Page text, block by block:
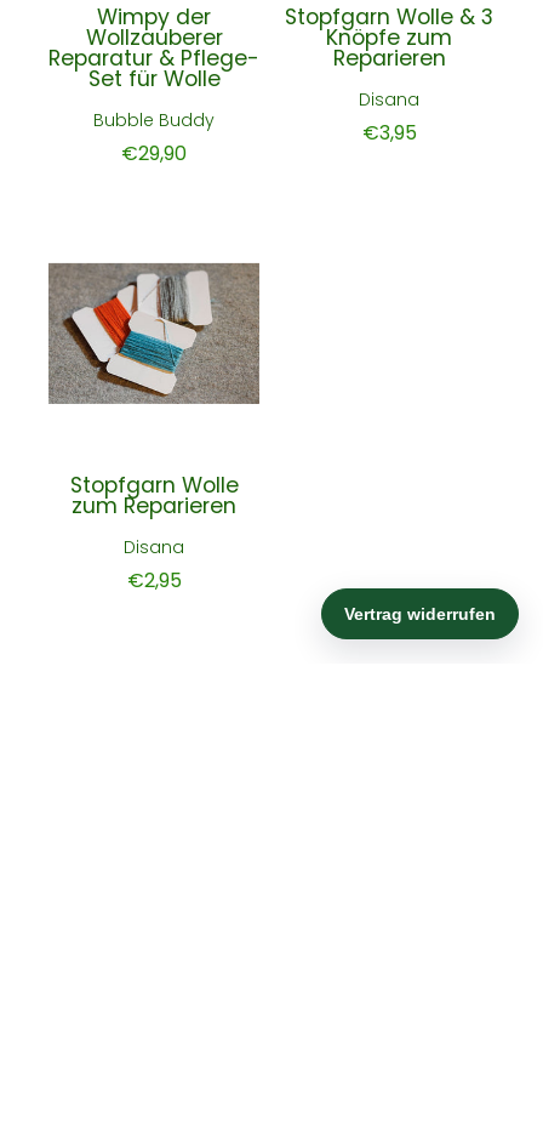
Wimpy der
Wollzauberer
Reparatur & Pflege-
Set für Wolle
Bubble Buddy
€29,90
Stopfgarn Wolle & 3
Knöpfe zum
Reparieren
Disana
€3,95
Stopfgarn Wolle
zum Reparieren
Disana
€2,95